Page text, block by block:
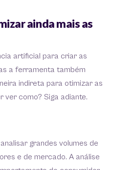
ainda mais as
artificial para criar as
a ferramenta também
indireta para otimizar as
ver como? Siga adiante.
grandes volumes de
e de mercado. A análise